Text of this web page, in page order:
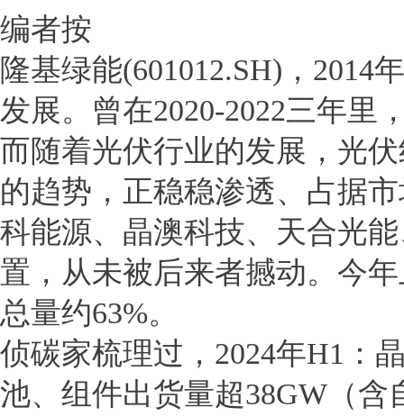
编者按
隆基绿能(601012.SH)，2014
发展。曾在2020-2022三年里
而随着光伏行业的发展，光
的趋势，正稳稳渗透、占据
科能源、晶澳科技、天合光
置，从未被后来者撼动。今
总量约63%。
侦碳家梳理过，2024年H1：
池、组件出货量超38GW（